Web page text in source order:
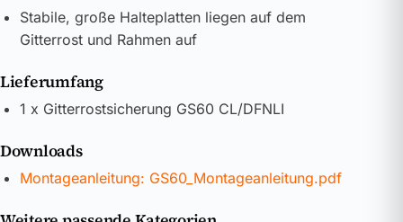
Stabile, große Halteplatten liegen auf dem
Gitterrost und Rahmen auf
Lieferumfang
1 x Gitterrostsicherung GS60 CL/DFNLI
Downloads
Montageanleitung: GS60_Montageanleitung.pdf